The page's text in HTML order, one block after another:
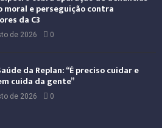
moral e perseguição contra
da C3
de 2026 0
da Replan: “É preciso cuidar e
cuida da gente”
de 2026 0